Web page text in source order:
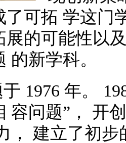
了可拓 学这门
展的可能性以
的新学科。
1976 年。
容问题”， 开
， 建立了初